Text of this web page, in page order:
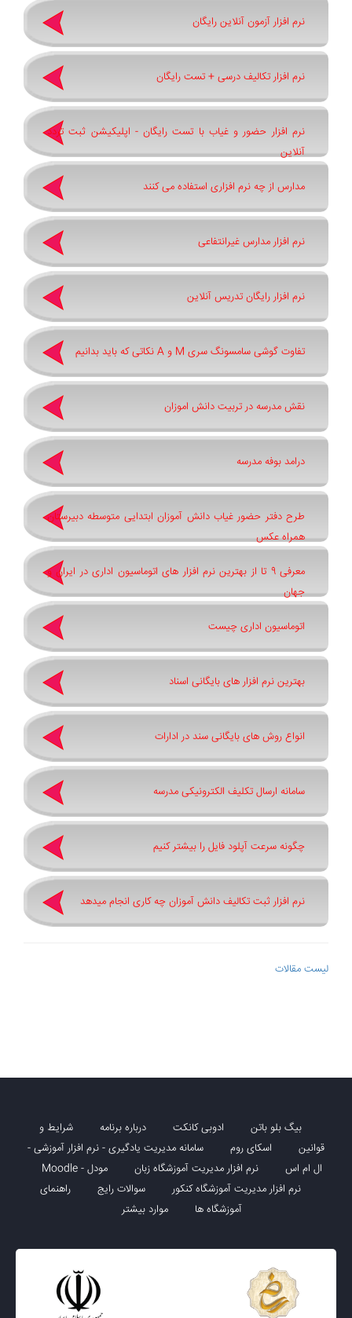
نرم افزار آزمون آنلاین رایگان
نرم افزار تکالیف درسی + تست رایگان
نرم افزار حضور و غیاب با تست رایگان - اپلیکیشن ثبت تردد
آنلاین
مدارس از چه نرم افزاری استفاده می کنند
نرم افزار مدارس غیرانتفاعی
نرم افزار رایگان تدریس آنلاین
تفاوت گوشی سامسونگ سری ‏M‏ و ‏A نکاتی که باید بدانیم
نقش مدرسه در تربیت دانش اموزان
درامد بوفه مدرسه
طرح دفتر حضور غیاب دانش آموزان ابتدایی متوسطه دبیرستان
همراه عکس
معرفی 9 تا از بهترین نرم افزار های اتوماسیون اداری در ایران و
جهان
اتوماسیون اداری چیست
بهترین نرم ‌افزار های بایگانی اسناد
انواع روش های بایگانی سند در ادارات
سامانه ارسال تکلیف الکترونیکی مدرسه
چگونه سرعت آپلود فایل را بیشتر کنیم
نرم افزار ثبت تکالیف دانش آموزان چه کاری انجام میدهد
لیست مقالات
بیگ بلو باتن ادوبی کانکت درباره برنامه
شرایط و
قوانین
اسکای روم
سامانه مدیریت یادگیری - نرم افزار آموزشی -
ال ام اس
نرم افزار مدیریت آموزشگاه زبان
مودل - Moodle
نرم افزار مدیریت آموزشگاه کنکور
سوالات رایج
راهنمای
آموزشگاه ها
موارد بیشتر